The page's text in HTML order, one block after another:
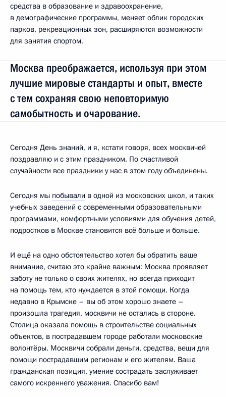
средства в образование и здравоохранение,
в демографические программы, меняет облик городских
парков, рекреационных зон, расширяются возможности
для занятия спортом.
Москва преображается, используя при этом
лучшие мировые стандарты и опыт, вместе
с тем сохраняя свою неповторимую
самобытность и очарование.
Сегодня День знаний, и я, кстати говоря, всех москвичей
поздравляю и с этим праздником. По счастливой
случайности все праздники у нас в этом году объединены.
Сегодня мы побывали в одной из московских школ, и таких
учебных заведений с современными образовательными
программами, комфортными условиями для обучения детей,
подростков в Москве становится всё больше и больше.
И ещё на одно обстоятельство хотел бы обратить ваше
внимание, считаю это крайне важным: Москва проявляет
заботу не только о своих жителях, но всегда приходит
на помощь тем, кто нуждается в этой помощи. Когда
недавно в Крымске – вы об этом хорошо знаете –
произошла трагедия, москвичи не остались в стороне.
Столица оказала помощь в строительстве социальных
объектов, в пострадавшем городе работали московские
волонтёры. Москвичи собрали деньги, средства, вещи для
помощи пострадавшим регионам и его жителям. Ваша
гражданская позиция, умение сострадать заслуживает
самого искреннего уважения. Спасибо вам!